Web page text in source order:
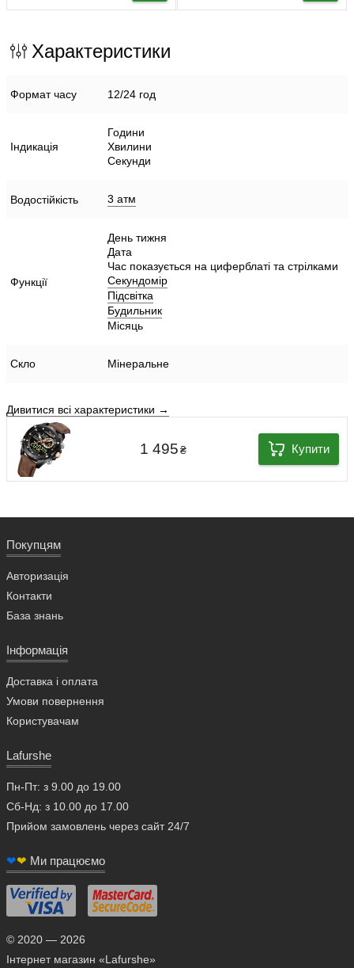
Характеристики
Формат часу 12/24 год
Індикація
Години
Хвилини
Секунди
Водостійкість 3 атм
Функції
День тижня
Дата
Час показується на циферблаті та стрілками
Секундомір
Підсвітка
Будильник
Місяць
Скло Мінеральне
Дивитися всі характеристики →
1 495₴ Купити
Покупцям
Авторизація
Контакти
База знань
Інформація
Доставка і оплата
Умови повернення
Користувачам
Lafurshe
Пн-Пт: з 9.00 до 19.00
Сб-Нд: з 10.00 до 17.00
Прийом замовлень через сайт 24/7
❤❤ Ми працюємо
© 2020 — 2026
Інтернет магазин «Lafurshe»